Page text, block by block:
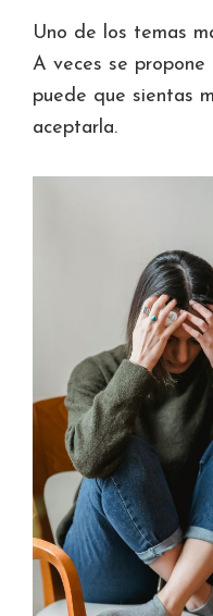
Uno de los temas
A veces se
puede que sientas
aceptarla.